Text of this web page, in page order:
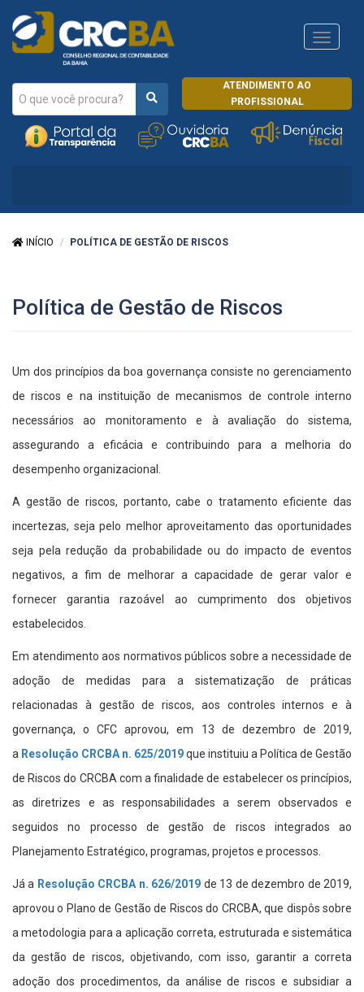
ATENDIMENTO AO
PROFISSIONAL
CRCRJ
INÍCIO POLÍTICA DE GESTÃO DE RISCOS
Política de Gestão de Riscos
Um dos princípios da boa governança consiste no gerenciamento
de riscos e na instituição de mecanismos de controle interno
necessários ao monitoramento e à avaliação do sistema,
assegurando a eficácia e contribuindo para a melhoria do
desempenho organizacional.
A gestão de riscos, portanto, cabe o tratamento eficiente das
incertezas, seja pelo melhor aproveitamento das oportunidades
seja pela redução da probabilidade ou do impacto de eventos
negativos, a fim de melhorar a capacidade de gerar valor e
fornecer garantia razoável ao cumprimento dos objetivos
estabelecidos.
Em atendimento aos normativos públicos sobre a necessidade de
adoção de medidas para a sistematização de práticas
relacionadas à gestão de riscos, aos controles internos e à
governança, o CFC aprovou, em 13 de dezembro de 2019,
a Resolução CRCBA n. 625/2019que instituiu a Política de Gestão
de Riscos do CRCBA com a finalidade de estabelecer os princípios,
as diretrizes e as responsabilidades a serem observados e
seguidos no processo de gestão de riscos integrados ao
Planejamento Estratégico, programas, projetos e processos.
Já a Resolução CRCBA n. 626/2019 de 13 de dezembro de 2019,
aprovou o Plano de Gestão de Riscos do CRCBA, que dispôs sobre
a metodologia para a aplicação correta, estruturada e sistemática
da gestão de riscos, objetivando, com isso, garantir a correta
adoção dos procedimentos, da análise de riscos e subsidiar a